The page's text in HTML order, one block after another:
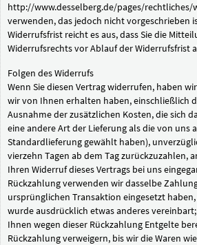
http://www.desselberg.de/pages/
verwenden, das jedoch nicht vorgeschrieben
Widerrufsfrist reicht es aus, dass Sie die
Widerrufsrechts vor Ablauf der Widerrufsfrist
Folgen des Widerrufs
Wenn Sie diesen Vertrag widerrufen, haben
wir von Ihnen erhalten haben, einschließlich
Ausnahme der zusätzlichen Kosten, die sich
eine andere Art der Lieferung als die von uns
Standardlieferung gewählt haben),
vierzehn Tagen ab dem Tag zurückzuzahlen,
Ihren Widerruf dieses Vertrags bei uns
Rückzahlung verwenden wir dasselbe
ursprünglichen Transaktion eingesetzt
wurde ausdrücklich etwas anderes
Ihnen wegen dieser Rückzahlung Entgelte
Rückzahlung verweigern, bis wir die Waren